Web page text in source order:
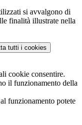
si avvalgono di
finalità illustrate nella
tutti i cookies
cookie consentire.
il funzionamento della
funzionamento potete